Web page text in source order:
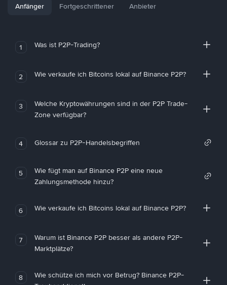
Anfänger Fortgeschrittener Anbieter
1 Was ist P2P-Trading?
2 Wie verkaufe ich Bitcoins lokal auf Binance P2P?
3
Welche Kryptowährungen sind in der P2P Trade-
Zone verfügbar?
4 Glossar zu P2P-Handelsbegriffen
5
Wie fügt man auf Binance P2P eine neue
Zahlungsmethode hinzu?
6 Wie verkaufe ich Bitcoins lokal auf Binance P2P?
7
Warum ist Binance P2P besser als andere P2P-
Marktplätze?
8
Wie schütze ich mich vor Betrug? Binance P2P-